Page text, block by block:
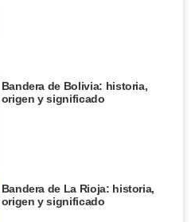
Bandera de Bolivia: historia,
origen y significado
Bandera de La Rioja: historia,
origen y significado